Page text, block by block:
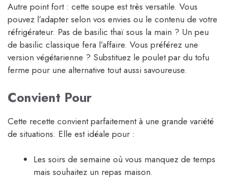
Autre point fort : cette soupe est très versatile. Vous
pouvez l’adapter selon vos envies ou le contenu de votre
réfrigérateur. Pas de basilic thaï sous la main ? Un peu
de basilic classique fera l’affaire. Vous préférez une
version végétarienne ? Substituez le poulet par du tofu
ferme pour une alternative tout aussi savoureuse.
Convient Pour
Cette recette convient parfaitement à une grande variété
de situations. Elle est idéale pour :
Les soirs de semaine où vous manquez de temps
mais souhaitez un repas maison.